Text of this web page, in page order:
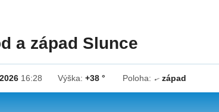
a západ Slunce
16:28 Výška:+38 ° Poloha: ↓západ